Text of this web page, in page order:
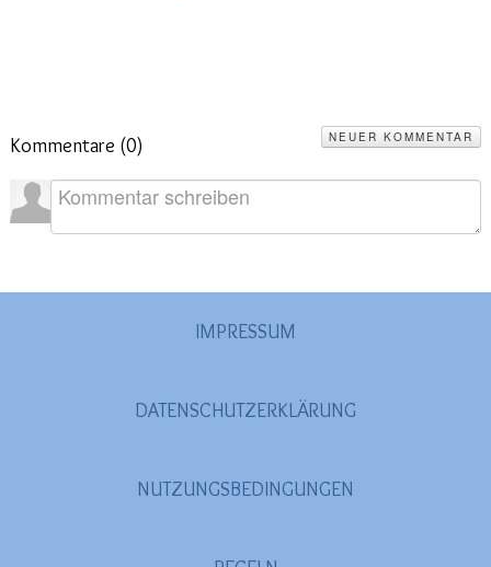
Kommentare (0) NEUER KOMMENTAR
IMPRESSUM
DATENSCHUTZERKLÄRUNG
NUTZUNGSBEDINGUNGEN